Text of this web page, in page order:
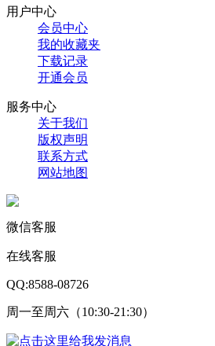
用户中心
会员中心
我的收藏夹
下载记录
开通会员
服务中心
关于我们
版权声明
联系方式
网站地图
微信客服
在线客服
QQ:8588-08726
周一至周六（10:30-21:30）